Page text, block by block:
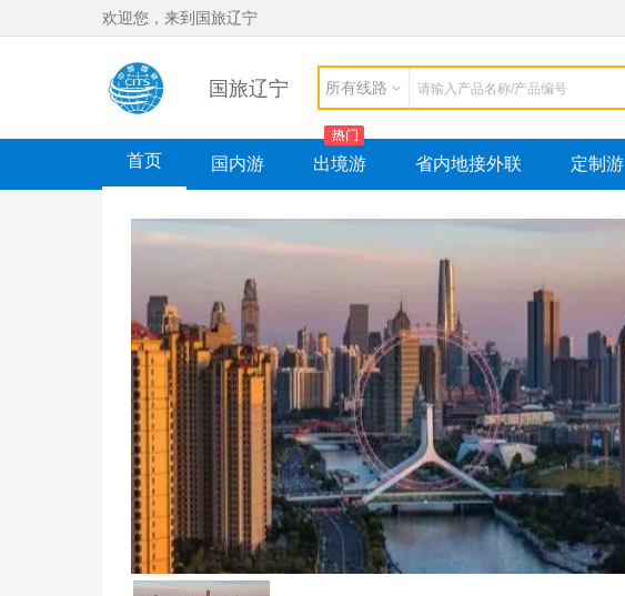
欢迎您，来到国旅辽宁
国旅辽宁 所有线路
首页 国内游 出境游 省内地接外联 定制游